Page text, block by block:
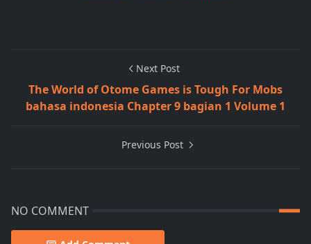
Next Post
The World of Otome Games is Tough For Mobs
bahasa indonesia Chapter 9 bagian 1 Volume 1
Previous Post
NO COMMENT